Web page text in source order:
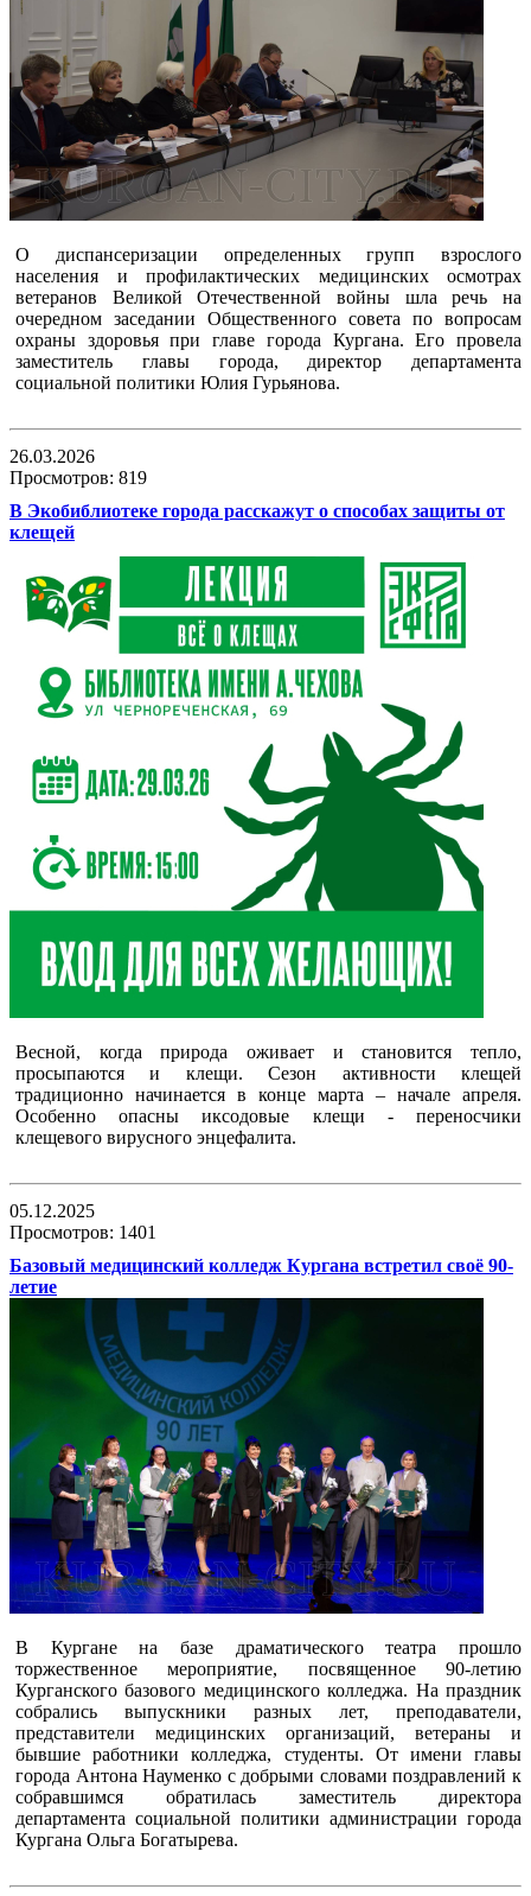
О диспансеризации определенных групп взрослого
населения и профилактических медицинских осмотрах
ветеранов Великой Отечественной войны шла речь на
очередном заседании Общественного совета по вопросам
охраны здоровья при главе города Кургана. Его провела
заместитель главы города, директор департамента
социальной политики Юлия Гурьянова.
26.03.2026
Просмотров: 819
В Экобиблиотеке города расскажут о способах защиты от
клещей
Весной, когда природа оживает и становится тепло,
просыпаются и клещи. Сезон активности клещей
традиционно начинается в конце марта – начале апреля.
Особенно опасны иксодовые клещи - переносчики
клещевого вирусного энцефалита.
05.12.2025
Просмотров: 1401
Базовый медицинский колледж Кургана встретил своё 90-
летие
В Кургане на базе драматического театра прошло
торжественное мероприятие, посвященное 90-летию
Курганского базового медицинского колледжа. На праздник
собрались выпускники разных лет, преподаватели,
представители медицинских организаций, ветераны и
бывшие работники колледжа, студенты. От имени главы
города Антона Науменко с добрыми словами поздравлений к
собравшимся обратилась заместитель директора
департамента социальной политики администрации города
Кургана Ольга Богатырева.